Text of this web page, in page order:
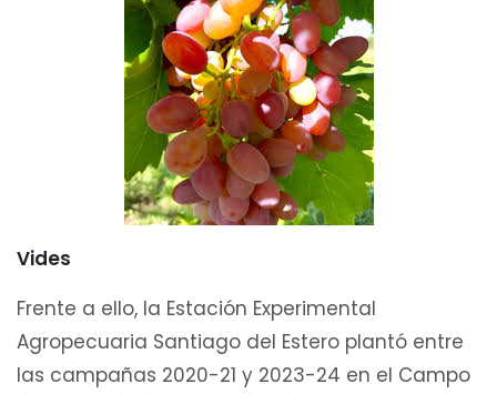
Vides
Frente a ello, la Estación Experimental
Agropecuaria Santiago del Estero plantó entre
las campañas 2020-21 y 2023-24 en el Campo